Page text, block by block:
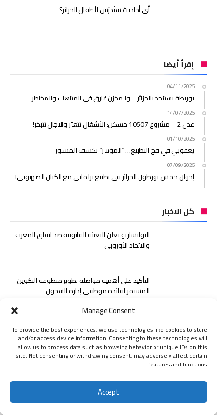
Manage Consent
To provide the best experiences, we use technologies like cookies to store
and/or access device information. Consenting to these technologies will
allow us to process data such as browsing behavior or unique IDs on this
site. Not consenting or withdrawing consent, may adversely affect certain
features and functions.
Accept
أي أحاديث ستُدرَّس لأطفال الجزائر؟
إقرأ أيضا
04/11/2025
بوريطة يستنجد بالجزائر… والمخزن غارق في المتاهات والمخاطر
14/07/2025
عدل 2 – مشروع 10507 مسكن: الأشغال تتعثر والآجال تتبخر!
01/10/2025
يعقوبي في فخ التطبيع… “المؤشر” تكشف المستور
07/09/2025
إخوان حمس يورطون الجزائر في تطبيع برلماني مع الكيان الصهيوني!
كل الاخبار
البوليساريو تعلن التعبئة القانونية ضد اتفاق المغرب
والاتحاد الأوروبي
التأكيد على أهمية مواصلة تطوير منظومة التكوين
المستمر لفائدة موظفي إدارة السجون
الجزائر تحتضن الدورة 27 لصالون BATIMATEC.. فضاء
دولي للابتكار في قطاع البناء